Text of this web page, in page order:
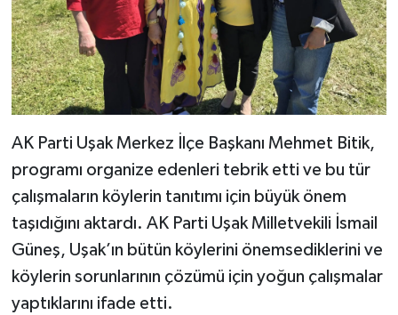
AK Parti Uşak Merkez İlçe Başkanı Mehmet Bitik,
programı organize edenleri tebrik etti ve bu tür
çalışmaların köylerin tanıtımı için büyük önem
taşıdığını aktardı. AK Parti Uşak Milletvekili İsmail
Güneş, Uşak’ın bütün köylerini önemsediklerini ve
köylerin sorunlarının çözümü için yoğun çalışmalar
yaptıklarını ifade etti.